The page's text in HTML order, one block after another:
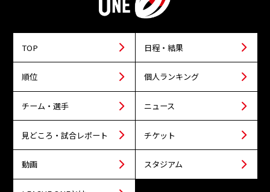
TOP 日程・結果
順位 個人ランキング
チーム・選手 ニュース
見どころ・試合レポート チケット
動画 スタジアム